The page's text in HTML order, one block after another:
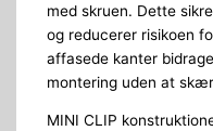
med skruen. Dette
og reducerer risikoen
affasede kanter
montering uden at
MINI CLIP